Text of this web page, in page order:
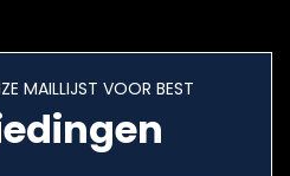
MAILLIJST VOOR BEST